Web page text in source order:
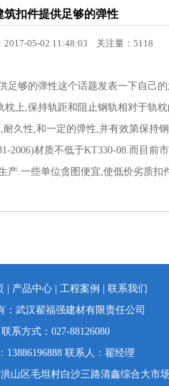
筑扣件提供足够的弹性
2017-05-02 11:48:03 关注量：5118
够的弹性这个话题发表一下自己的
上,保持轨距和阻止钢轨相对于轨
久性,和一定的弹性,并有效第保持
2006)材质不低于KT330-08.而目前
.一些单位贪图便宜,使低价劣质
| 产品中心| 工程案例 | 联系我们
：武汉翟福强建材有限责任公司
联系方式：027-88126080
13886196888 联系人：翟经理
山区毛坦村白沙三路清鑫综合大市场